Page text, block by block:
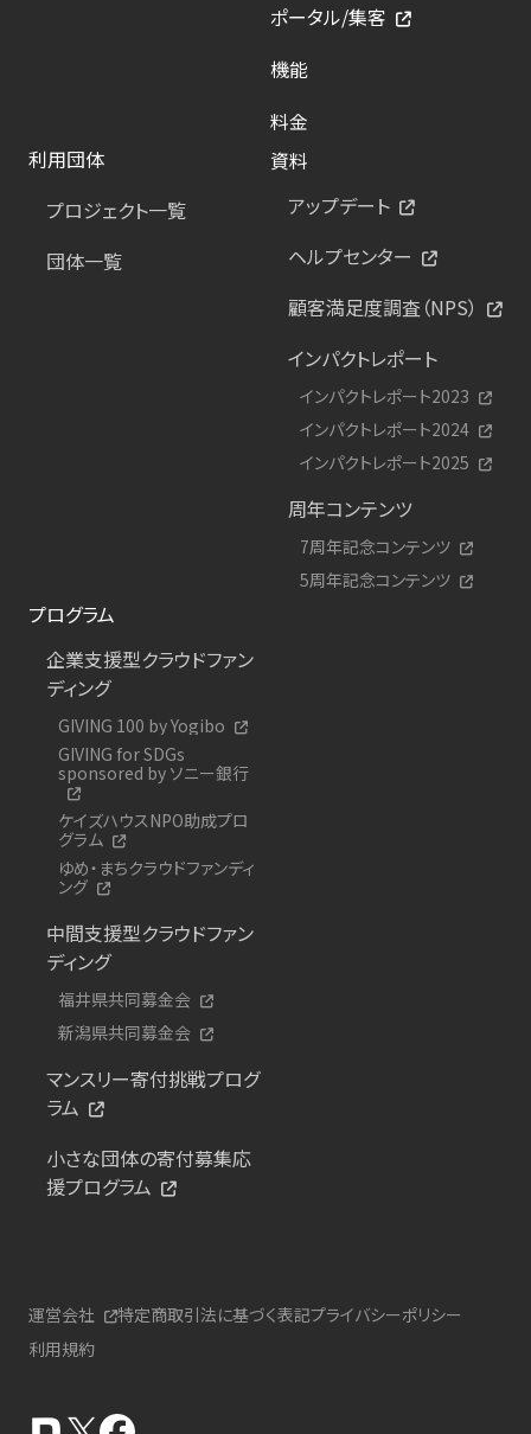
ポータル/集客
機能
料金
利用団体
プロジェクト一覧
団体一覧
資料
アップデート
ヘルプセンター
顧客満足度調査（NPS）
インパクトレポート
インパクトレポート2023
インパクトレポート2024
インパクトレポート2025
周年コンテンツ
7周年記念コンテンツ
5周年記念コンテンツ
プログラム
企業支援型クラウドファン
ディング
GIVING 100 by Yogibo
GIVING for SDGs
sponsored by ソニー銀行
ケイズハウスNPO助成プロ
グラム
ゆめ・まちクラウドファンディ
ング
中間支援型クラウドファン
ディング
福井県共同募金会
新潟県共同募金会
マンスリー寄付挑戦プログ
ラム
小さな団体の寄付募集応
援プログラム
運営会社 特定商取引法に基づく表記プライバシーポリシー
利用規約